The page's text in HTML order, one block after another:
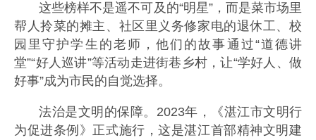
这些榜样不是遥不可及的“明星”，而是菜市场里
帮人拎菜的摊主、社区里义务修家电的退休工、校
园里守护学生的老师，他们的故事通过“道德讲
堂”“好人巡讲”等活动走进街巷乡村，让“学好人、做
好事”成为市民的自觉选择。
法治是文明的保障。2023年，《湛江市文明行
为促进条例》正式施行，这是湛江首部精神文明建